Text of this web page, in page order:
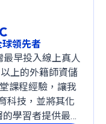
領先者
最早投入線上真人
上的外籍師資儲
課程經驗，讓我
科技，並將其化
學習者提供最穩